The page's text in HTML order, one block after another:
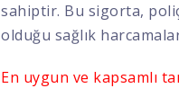
sahiptir. Bu sigorta,
olduğu sağlık
En uygun ve kapsamlı